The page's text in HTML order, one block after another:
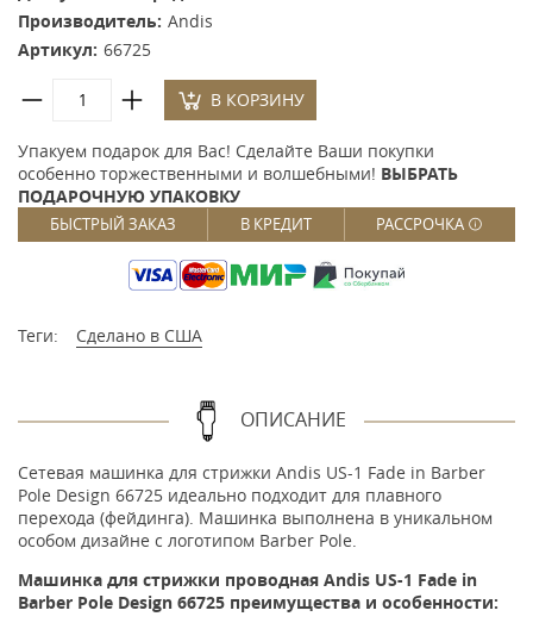
Производитель: Andis
Артикул: 66725
В КОРЗИНУ
Упакуем подарок для Вас! Сделайте Ваши покупки
особенно торжественными и волшебными! ВЫБРАТЬ
ПОДАРОЧНУЮ УПАКОВКУ
БЫСТРЫЙ ЗАКАЗ В КРЕДИТ РАССРОЧКА
Теги: Сделано в США
ОПИСАНИЕ
Сетевая машинка для стрижки Andis US-1 Fade in Barber
Pole Design 66725 идеально подходит для плавного
перехода (фейдинга). Машинка выполнена в уникальном
особом дизайне с логотипом Barber Pole.
Машинка для стрижки проводная Andis US-1 Fade in
Barber Pole Design 66725 преимущества и особенности: